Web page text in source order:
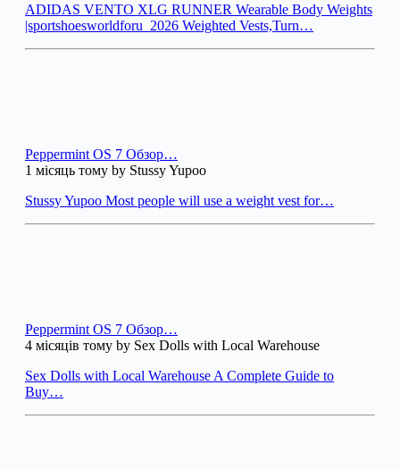
ADIDAS VENTO XLG RUNNER Wearable Body Weights
|sportshoesworldforu_2026 Weighted Vests,Turn…
Peppermint OS 7 Обзор…
1 місяць тому by Stussy Yupoo
Stussy Yupoo Most people will use a weight vest for…
Peppermint OS 7 Обзор…
4 місяців тому by Sex Dolls with Local Warehouse
Sex Dolls with Local Warehouse A Complete Guide to
Buy…